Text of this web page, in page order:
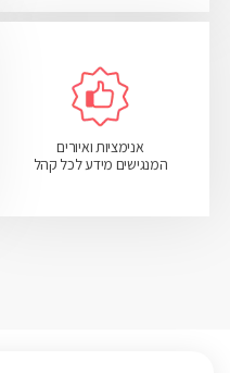
אנימציות ואיורים
המנגישים מידע לכל קהל